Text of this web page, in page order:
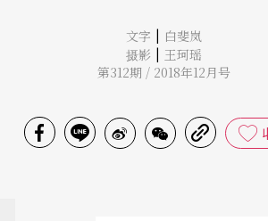
文字 | 白斐岚
摄影 | 王珂瑶
第312期 / 2018年12月号